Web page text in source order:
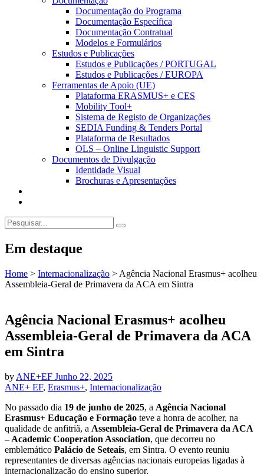
Documentação do Programa
Documentação Específica
Documentação Contratual
Modelos e Formulários
Estudos e Publicações
Estudos e Publicações / PORTUGAL
Estudos e Publicações / EUROPA
Ferramentas de Apoio (UE)
Plataforma ERASMUS+ e CES
Mobility Tool+
Sistema de Registo de Organizações
SEDIA Funding & Tenders Portal
Plataforma de Resultados
OLS – Online Linguistic Support
Documentos de Divulgação
Identidade Visual
Brochuras e Apresentações
Em destaque
Home > Internacionalização > Agência Nacional Erasmus+ acolheu
Assembleia-Geral de Primavera da ACA em Sintra
Agência Nacional Erasmus+ acolheu
Assembleia-Geral de Primavera da ACA
em Sintra
by ANE+EF Junho 22, 2025
ANE+ EF, Erasmus+, Internacionalização
No passado dia 19 de junho de 2025, a Agência Nacional
Erasmus+ Educação e Formação teve a honra de acolher, na
qualidade de anfitriã, a Assembleia-Geral de Primavera da ACA
– Academic Cooperation Association, que decorreu no
emblemático Palácio de Seteais, em Sintra. O evento reuniu
representantes de diversas agências nacionais europeias ligadas à
internacionalização do ensino superior.